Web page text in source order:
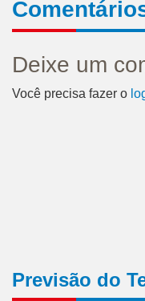
Deixe um
Você precisa fazer o
Previsão do